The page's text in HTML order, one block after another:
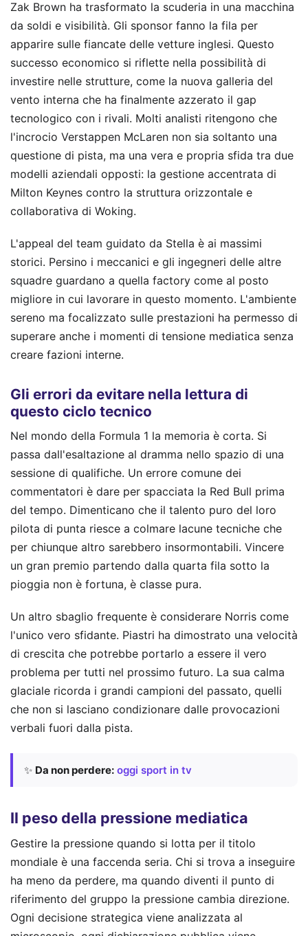
Zak Brown ha trasformato la scuderia in una macchina
da soldi e visibilità. Gli sponsor fanno la fila per
apparire sulle fiancate delle vetture inglesi. Questo
successo economico si riflette nella possibilità di
investire nelle strutture, come la nuova galleria del
vento interna che ha finalmente azzerato il gap
tecnologico con i rivali. Molti analisti ritengono che
l'incrocio Verstappen McLaren non sia soltanto una
questione di pista, ma una vera e propria sfida tra due
modelli aziendali opposti: la gestione accentrata di
Milton Keynes contro la struttura orizzontale e
collaborativa di Woking.
L'appeal del team guidato da Stella è ai massimi
storici. Persino i meccanici e gli ingegneri delle altre
squadre guardano a quella factory come al posto
migliore in cui lavorare in questo momento. L'ambiente
sereno ma focalizzato sulle prestazioni ha permesso di
superare anche i momenti di tensione mediatica senza
creare fazioni interne.
Gli errori da evitare nella lettura di
questo ciclo tecnico
Nel mondo della Formula 1 la memoria è corta. Si
passa dall'esaltazione al dramma nello spazio di una
sessione di qualifiche. Un errore comune dei
commentatori è dare per spacciata la Red Bull prima
del tempo. Dimenticano che il talento puro del loro
pilota di punta riesce a colmare lacune tecniche che
per chiunque altro sarebbero insormontabili. Vincere
un gran premio partendo dalla quarta fila sotto la
pioggia non è fortuna, è classe pura.
Un altro sbaglio frequente è considerare Norris come
l'unico vero sfidante. Piastri ha dimostrato una velocità
di crescita che potrebbe portarlo a essere il vero
problema per tutti nel prossimo futuro. La sua calma
glaciale ricorda i grandi campioni del passato, quelli
che non si lasciano condizionare dalle provocazioni
verbali fuori dalla pista.
✨ Da non perdere: oggi sport in tv
Il peso della pressione mediatica
Gestire la pressione quando si lotta per il titolo
mondiale è una faccenda seria. Chi si trova a inseguire
ha meno da perdere, ma quando diventi il punto di
riferimento del gruppo la pressione cambia direzione.
Ogni decisione strategica viene analizzata al